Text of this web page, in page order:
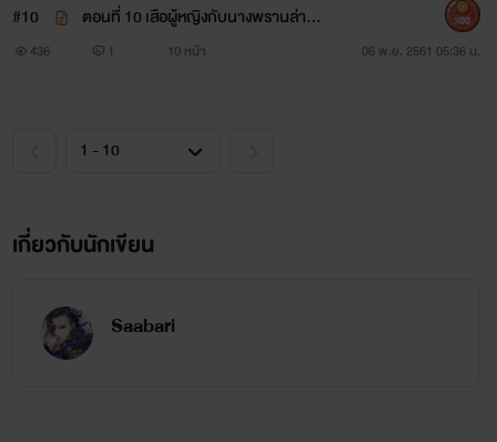
ชูพงษ์
หนุ่มหล่อผู้ร่ำรวยแต่ขาดความมั่นใจ
ในการดูแลกิจการของครอบครัว
#10
ตอนที่ 10 เสือผู้หญิงกับนางพรานล่าสว
าท​ NC 25+
436 1 10 หน้า 06 พ.ย. 2561 05:36 น.
300
เกี่ยวกับนักเขียน
Saabari